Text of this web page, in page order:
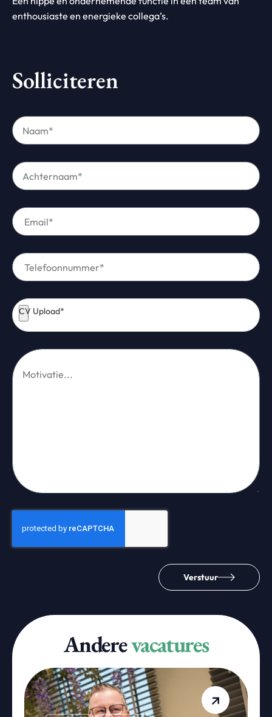
enthousiaste en energieke collega’s.
Solliciteren
Verstuur
Anderevacatures